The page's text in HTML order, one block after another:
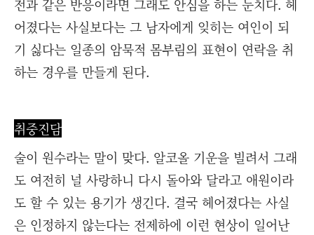
전과 같은 반응이라면 그래도 안심을 하는 눈치다. 헤
어졌다는 사실보다는 그 남자에게 잊히는 여인이 되
기 싫다는 일종의 암묵적 몸부림의 표현이 연락을 취
하는 경우를 만들게 된다.
취중진담
술이 원수라는 말이 맞다. 알코올 기운을 빌려서 그래
도 여전히 널 사랑하니 다시 돌아와 달라고 애원이라
도 할 수 있는 용기가 생긴다. 결국 헤어졌다는 사실
은 인정하지 않는다는 전제하에 이런 현상이 일어난